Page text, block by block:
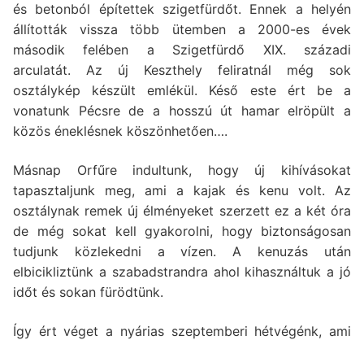
és betonból építettek szigetfürdőt. Ennek a helyén
állították vissza több ütemben a 2000-es évek
második felében a Szigetfürdő XIX. századi
arculatát. Az új Keszthely feliratnál még sok
osztálykép készült emlékül. Késő este ért be a
vonatunk Pécsre de a hosszú út hamar elröpült a
közös éneklésnek köszönhetően….
Másnap Orfűre indultunk, hogy új kihívásokat
tapasztaljunk meg, ami a kajak és kenu volt. Az
osztálynak remek új élményeket szerzett ez a két óra
de még sokat kell gyakorolni, hogy biztonságosan
tudjunk közlekedni a vízen. A kenuzás után
elbicikliztünk a szabadstrandra ahol kihasználtuk a jó
időt és sokan fürödtünk.
Így ért véget a nyárias szeptemberi hétvégénk, ami